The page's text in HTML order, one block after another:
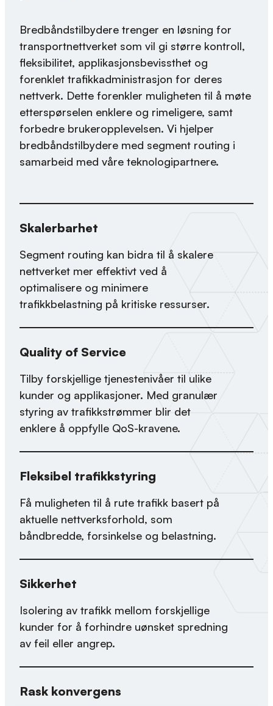
Bredbåndstilbydere trenger en løsning for
transportnettverket som vil gi større kontroll,
fleksibilitet, applikasjonsbevissthet og
forenklet trafikkadministrasjon for deres
nettverk. Dette forenkler muligheten til å møte
etterspørselen enklere og rimeligere, samt
forbedre brukeropplevelsen. Vi hjelper
bredbåndstilbydere med segment routing i
samarbeid med våre teknologipartnere.
Skalerbarhet
Segment routing kan bidra til å skalere
nettverket mer effektivt ved å
optimalisere og minimere
trafikkbelastning på kritiske ressurser.
Quality of Service
Tilby forskjellige tjenestenivåer til ulike
kunder og applikasjoner. Med granulær
styring av trafikkstrømmer blir det
enklere å oppfylle QoS-kravene.
Fleksibel trafikkstyring
Få muligheten til å rute trafikk basert på
aktuelle nettverksforhold, som
båndbredde, forsinkelse og belastning.
Sikkerhet
Isolering av trafikk mellom forskjellige
kunder for å forhindre uønsket spredning
av feil eller angrep.
Rask konvergens